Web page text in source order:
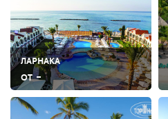
ЛАРНАКА
ОТ -